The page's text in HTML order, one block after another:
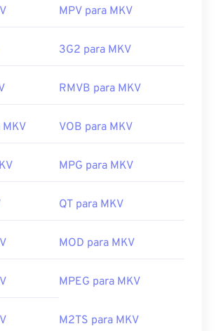
00 00 00
00 00 00
MPV para MKV
3G2 para MKV
RMVB para MKV
MKV VOB para MKV
MPG para MKV
QT para MKV
MOD para MKV
MPEG para MKV
M2TS para MKV